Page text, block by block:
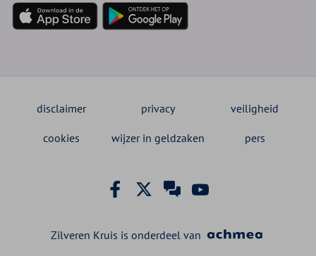
disclaimer privacy veiligheid
cookies wijzer in geldzaken pers
Zilveren Kruis Facebook
Zilveren Kruis X
Zilveren Kruis
Zilveren Kruis
Zilveren Kruis is onderdeel van